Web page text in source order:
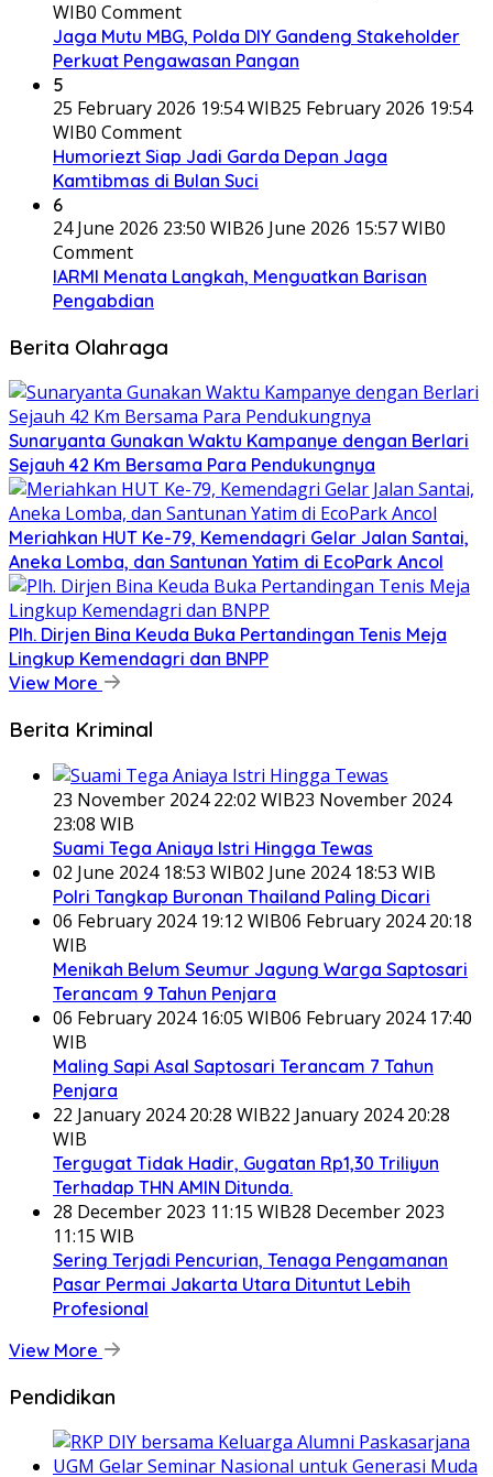
WIB0 Comment
Jaga Mutu MBG, Polda DIY Gandeng Stakeholder
Perkuat Pengawasan Pangan
5
25 February 2026 19:54 WIB25 February 2026 19:54
WIB0 Comment
Humoriezt Siap Jadi Garda Depan Jaga
Kamtibmas di Bulan Suci
6
24 June 2026 23:50 WIB26 June 2026 15:57 WIB0
Comment
IARMI Menata Langkah, Menguatkan Barisan
Pengabdian
Berita Olahraga
Sunaryanta Gunakan Waktu Kampanye dengan Berlari
Sejauh 42 Km Bersama Para Pendukungnya
Meriahkan HUT Ke-79, Kemendagri Gelar Jalan Santai,
Aneka Lomba, dan Santunan Yatim di EcoPark Ancol
Plh. Dirjen Bina Keuda Buka Pertandingan Tenis Meja
Lingkup Kemendagri dan BNPP
View More
Berita Kriminal
23 November 2024 22:02 WIB23 November 2024
23:08 WIB
Suami Tega Aniaya Istri Hingga Tewas
02 June 2024 18:53 WIB02 June 2024 18:53 WIB
Polri Tangkap Buronan Thailand Paling Dicari
06 February 2024 19:12 WIB06 February 2024 20:18
WIB
Menikah Belum Seumur Jagung Warga Saptosari
Terancam 9 Tahun Penjara
06 February 2024 16:05 WIB06 February 2024 17:40
WIB
Maling Sapi Asal Saptosari Terancam 7 Tahun
Penjara
22 January 2024 20:28 WIB22 January 2024 20:28
WIB
Tergugat Tidak Hadir, Gugatan Rp1,30 Triliyun
Terhadap THN AMIN Ditunda.
28 December 2023 11:15 WIB28 December 2023
11:15 WIB
Sering Terjadi Pencurian, Tenaga Pengamanan
Pasar Permai Jakarta Utara Dituntut Lebih
Profesional
View More
Pendidikan